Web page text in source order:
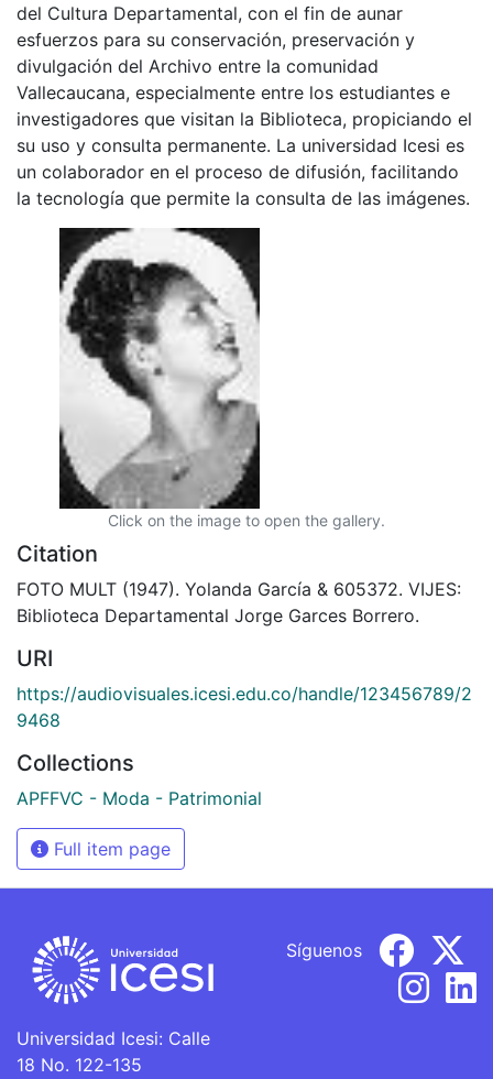
del Cultura Departamental, con el fin de aunar
esfuerzos para su conservación, preservación y
divulgación del Archivo entre la comunidad
Vallecaucana, especialmente entre los estudiantes e
investigadores que visitan la Biblioteca, propiciando el
su uso y consulta permanente. La universidad Icesi es
un colaborador en el proceso de difusión, facilitando
la tecnología que permite la consulta de las imágenes.
Click on the image to open the gallery.
Citation
FOTO MULT (1947). Yolanda García & 605372. VIJES:
Biblioteca Departamental Jorge Garces Borrero.
URI
https://audiovisuales.icesi.edu.co/handle/123456789/2
9468
Collections
APFFVC - Moda - Patrimonial
Full item page
Universidad Icesi: Calle
18 No. 122-135
Síguenos